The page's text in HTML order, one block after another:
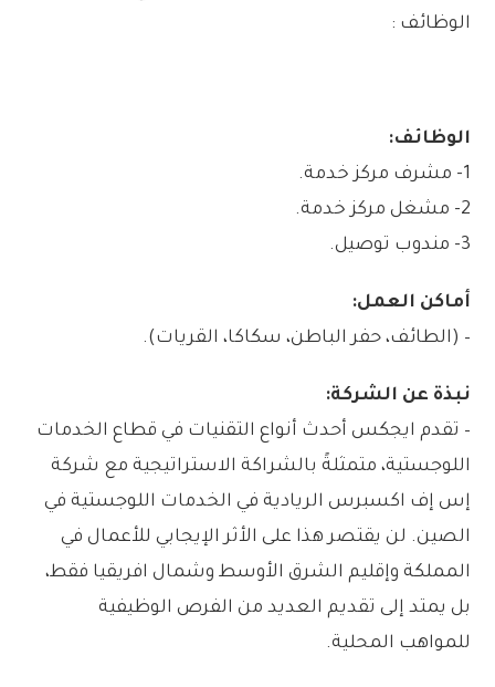
الوظائف :
الوظائف:
1- مشرف مركز خدمة.
2- مشغل مركز خدمة.
3- مندوب توصيل.
أماكن العمل:
– (الطائف، حفر الباطن، سكاكا، القريات).
نبذة عن الشركة:
– تقدم ايجكس أحدث أنواع التقنيات في قطاع الخدمات
اللوجستية، متمثلةً بالشراكة الاستراتيجية مع شركة
إس إف اكسبرس الريادية في الخدمات اللوجستية في
الصين. لن يقتصر هذا على الأثر الإيجابي للأعمال في
المملكة وإقليم الشرق الأوسط وشمال افريقيا فقط،
بل يمتد إلى تقديم العديد من الفرص الوظيفية
للمواهب المحلية.